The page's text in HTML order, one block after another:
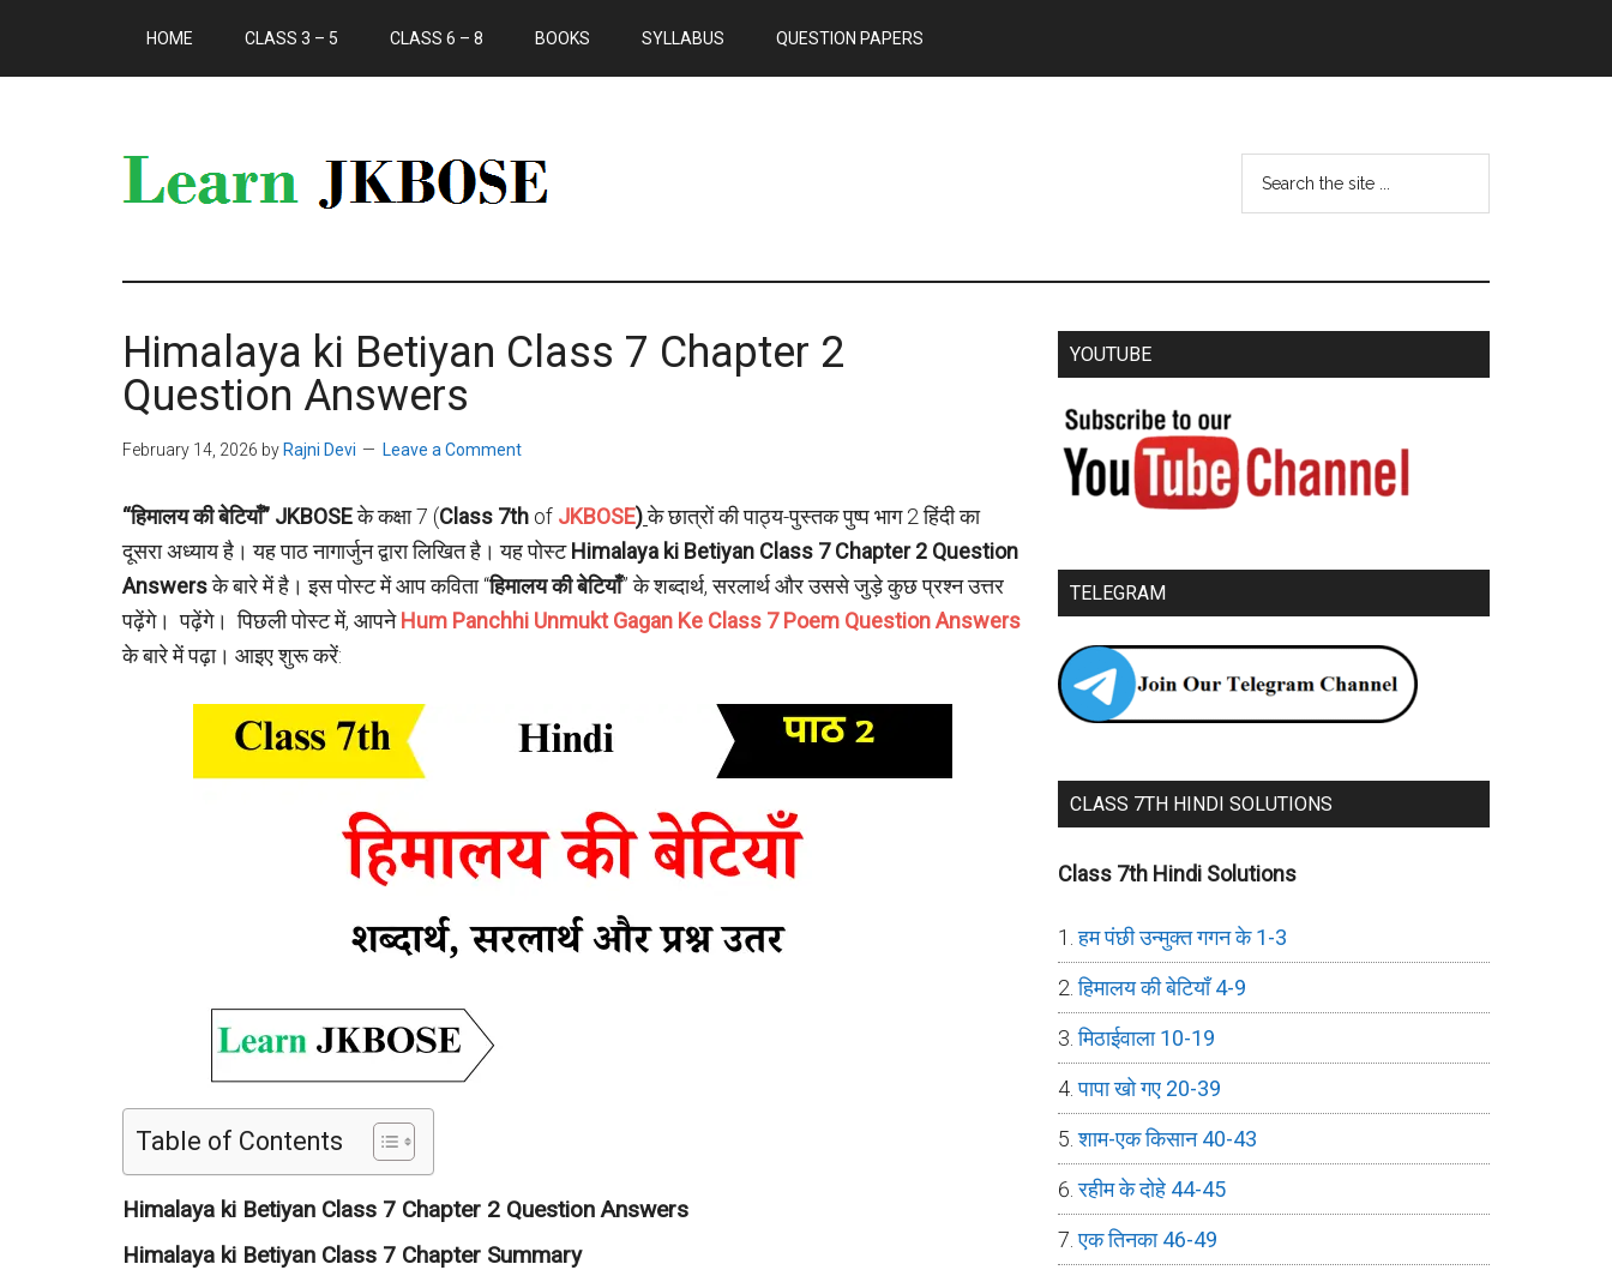
HOME CLASS 3 – 5 CLASS 6 – 8 BOOKS SYLLABUS QUESTION PAPERS
Himalaya ki Betiyan Class 7 Chapter 2
Question Answers
February 14, 2026 by Rajni Devi Leave a Comment
“हिमालय की बेटियाँ” JKBOSEके कक्षा 7 (Class 7th of JKBOSE)के छात्रों की पाठ्य-पुस्तक पुष्प भाग 2 हिंदी का
दूसरा अध्याय है। यह पाठ नागार्जुन द्वारा लिखित है। यह पोस्टHimalaya ki Betiyan Class 7 Chapter 2 Question
Answersके बारे में है। इस पोस्ट में आप कविता “हिमालय की बेटियाँ” के शब्दार्थ, सरलार्थ और उससे जुड़े कुछ प्रश्न उत्तर
पढ़ेंगे। पढ़ेंगे। पिछली पोस्ट में, आपनेHum Panchhi Unmukt Gagan Ke Class 7 Poem Question Answers
के बारे में पढ़ा। आइए शुरू करें:
Table of Contents
Himalaya ki Betiyan Class 7 Chapter 2 Question Answers
Himalaya ki Betiyan Class 7 Chapter Summary
YOUTUBE
TELEGRAM
CLASS 7TH HINDI SOLUTIONS
Class 7th Hindi Solutions
हम पंछी उन्मुक्त गगन के 1-3
हिमालय की बेटियाँ 4-9
मिठाईवाला 10-19
पापा खो गए 20-39
शाम-एक किसान 40-43
रहीम के दोहे 44-45
एक तिनका 46-49